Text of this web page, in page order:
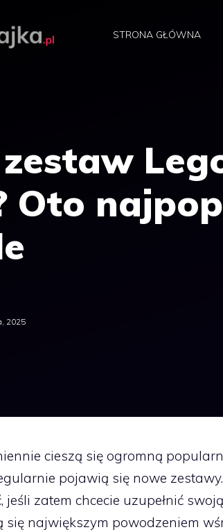
STRONA GŁÓWNA
Oto
2025
cieszą się ogromną
pojawią się nowe
jeśli zatem chcecie uzupełnić
się największym powodzeniem